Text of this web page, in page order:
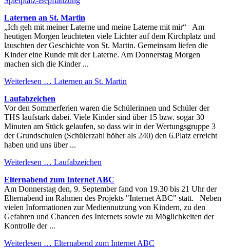
Laternen an St. Martin
„Ich geh mit meiner Laterne und meine Laterne mit mir“ Am
heutigen Morgen leuchteten viele Lichter auf dem Kirchplatz und
lauschten der Geschichte von St. Martin. Gemeinsam liefen die
Kinder eine Runde mit der Laterne. Am Donnerstag Morgen
machen sich die Kinder ...
Weiterlesen … Laternen an St. Martin
Laufabzeichen
Vor den Sommerferien waren die Schülerinnen und Schüler der
THS laufstark dabei. Viele Kinder sind über 15 bzw. sogar 30
Minuten am Stück gelaufen, so dass wir in der Wertungsgruppe 3
der Grundschulen (Schülerzahl höher als 240) den 6.Platz erreicht
haben und uns über ...
Weiterlesen … Laufabzeichen
Elternabend zum Internet ABC
Am Donnerstag den, 9. September fand von 19.30 bis 21 Uhr der
Elternabend im Rahmen des Projekts "Internet ABC" statt. Neben
vielen Informationen zur Mediennutzung von Kindern, zu den
Gefahren und Chancen des Internets sowie zu Möglichkeiten der
Kontrolle der ...
Weiterlesen … Elternabend zum Internet ABC